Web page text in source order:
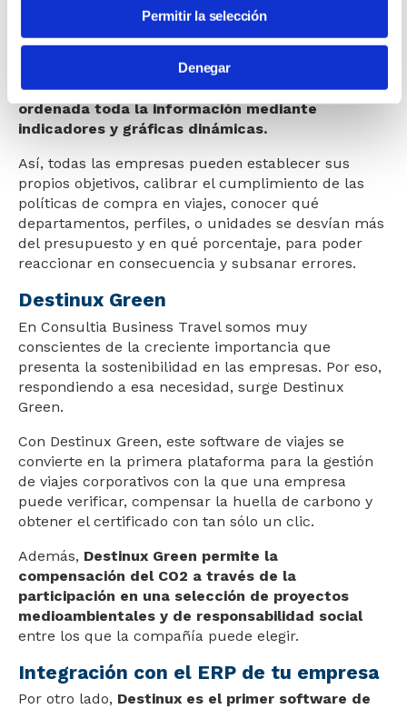
Permitir la selección
Denegar
en el sistema los parámetros necesarios, la empresa
puede monitorizar en tiempo real el estado de todos
sus viajes, visualizando de forma clara y
ordenada toda la información mediante
indicadores y gráficas dinámicas.
Así, todas las empresas pueden establecer sus
propios objetivos, calibrar el cumplimiento de las
políticas de compra en viajes, conocer qué
departamentos, perfiles, o unidades se desvían más
del presupuesto y en qué porcentaje, para poder
reaccionar en consecuencia y subsanar errores.
Destinux Green
En Consultia Business Travel somos muy
conscientes de la creciente importancia que
presenta la sostenibilidad en las empresas. Por eso,
respondiendo a esa necesidad, surge Destinux
Green.
Con Destinux Green, este software de viajes se
convierte en la primera plataforma para la gestión
de viajes corporativos con la que una empresa
puede verificar, compensar la huella de carbono y
obtener el certificado con tan sólo un clic.
Además, Destinux Green permite la
compensación del CO2 a través de la
participación en una selección de proyectos
medioambientales y de responsabilidad social
entre los que la compañía puede elegir.
Integración con el ERP de tu empresa
Por otro lado, Destinux es el primer software de